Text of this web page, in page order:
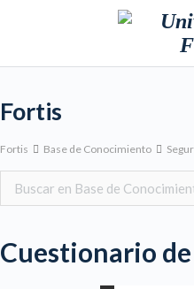
Fortis
Fortis Base de Conocimiento
Cuestionario